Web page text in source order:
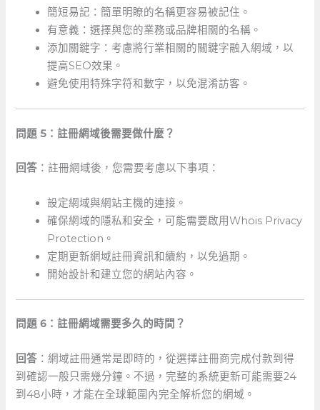
簡短易記：簡單明瞭的名稱更容易被記住。
有意義：選擇與您的業務或品牌相關的名稱。
添加關鍵字：考慮將行業相關的關鍵字融入網域，以
提高SEO效果。
避免使用特殊字符和數字，以免混淆訪客。
問題 5：註冊網域後需要做什麼？
回答 ：註冊網域後，您需要考慮以下事項：
設定網域與網站主機的連接。
確保網域的隱私和安全，可能需要啟用Whois Privacy
‌Protection。
定期更新網域註冊資訊和續約，以免過期。
開始設計和建立您的網站內容。
問題 ⁢6：註冊網域需要多久的時間？
回答 ：網域註冊通常是即時的，從選擇註冊商完成付款到得
到確認一般只需幾分鐘。不過，完整的系統更新可能需要24
到48小時，才能在全球範圍內完全解析您的網域。